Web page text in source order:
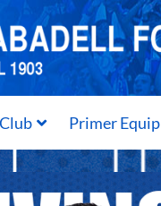
Club Primer Equip